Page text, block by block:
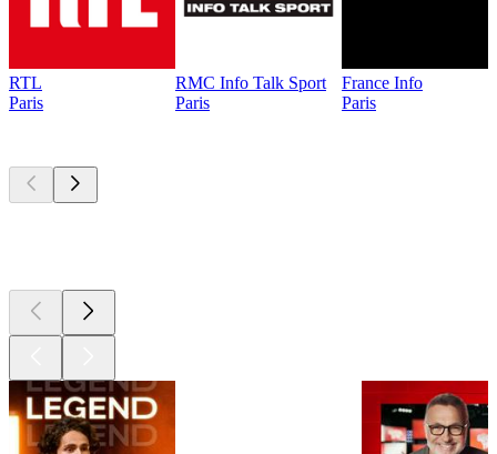
RTL
Paris
RMC Info Talk Sport
Paris
France Info
Paris